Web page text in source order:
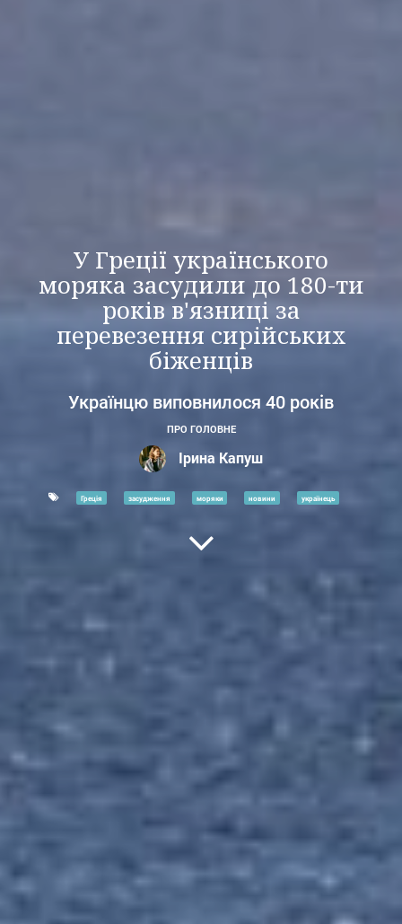
У Греції українського
моряка засудили до 180-ти
років в'язниці за
перевезення сирійських
біженців
Українцю виповнилося 40 років
ПРО ГОЛОВНЕ
Ірина Капуш
Греція засудження моряки новини українець